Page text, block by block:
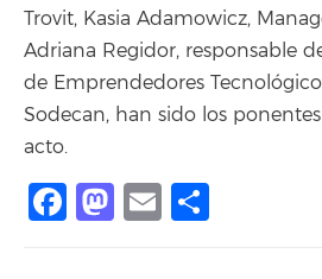
Trovit, Kasia Adamowicz,
Adriana Regidor, responsable
de Emprendedores
Sodecan, han sido los
acto.
Facebook
Mastodon
Email